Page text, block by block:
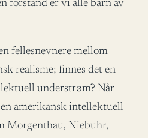
forstand er vi alle barn av
fellesnevnere mellom
realisme; finnes det en
understrøm? Når
amerikansk intellektuell
Morgenthau, Niebuhr,